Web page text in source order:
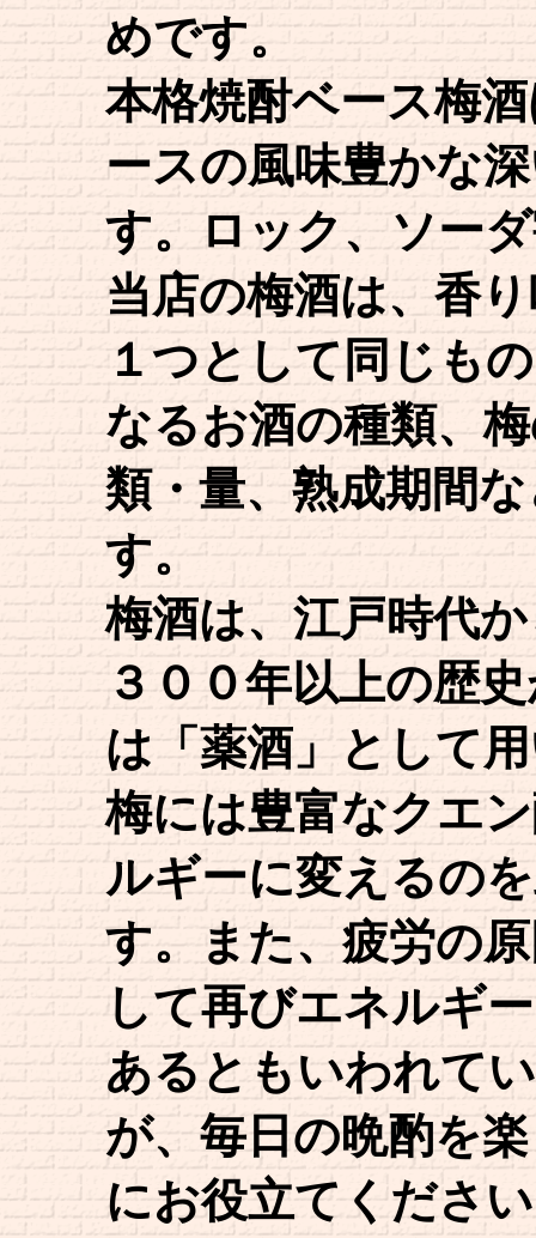
めです。
本格焼酎ベース梅
ースの風味豊かな
す。ロック、ソー
当店の梅酒は、香
１つとして同じも
なるお酒の種類、
類・量、熟成期間
す。
梅酒は、江戸時代
３００年以上の歴
は「薬酒」として
梅には豊富なクエ
ルギーに変えるの
す。また、疲労の
して再びエネルギ
あるともいわれて
が、毎日の晩酌を
にお役立てくださ